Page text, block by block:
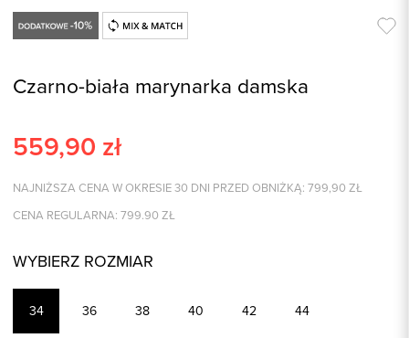
Czarno-biała marynarka damska
559,90 zł
NAJNIŻSZA CENA W OKRESIE 30 DNI PRZED OBNIŻKĄ: 799,90 ZŁ
CENA REGULARNA: 799.90 ZŁ
WYBIERZ ROZMIAR
34 36 38 40 42 44